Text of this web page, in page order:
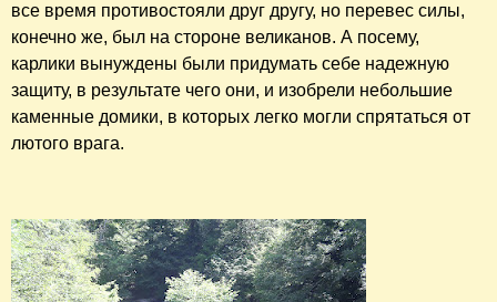
все время противостояли друг другу, но перевес силы,
конечно же, был на стороне великанов. А посему,
карлики вынуждены были придумать себе надежную
защиту, в результате чего они, и изобрели небольшие
каменные домики, в которых легко могли спрятаться от
лютого врага.